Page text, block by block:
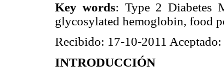
Key words: Type 2 Diabetes
glycosylated hemoglobin, food
Recibido: 17-10-2011
INTRODUCCIÓN